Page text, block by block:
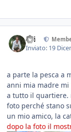
titi
Inviato: 19
a parte la pesca a
anni mia madre mi
a tutto il quartiere.
foto perché stano
un mio amico, la
dopo la foto il